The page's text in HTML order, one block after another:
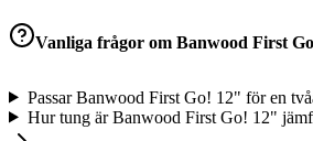
Vanliga frågor om Banwood First
Passar Banwood First Go! 12" för en
Hur tung är Banwood First Go! 12"